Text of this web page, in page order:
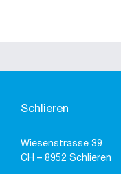
Schlieren
Wiesenstrasse 39
CH – 8952 Schlieren